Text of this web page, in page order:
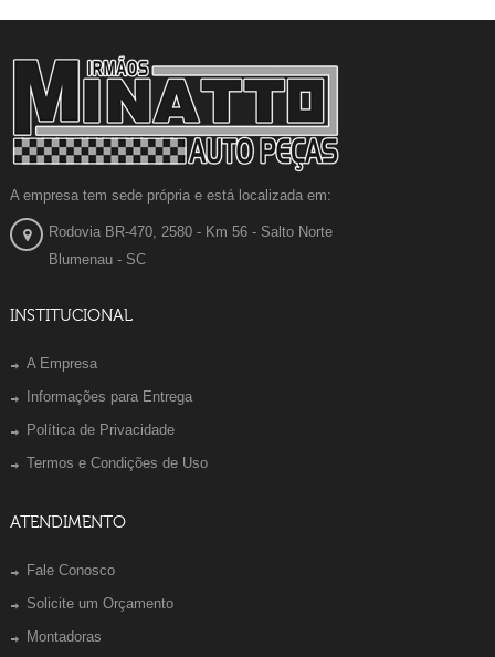
A empresa tem sede própria e está localizada em:
Rodovia BR-470, 2580 - Km 56 - Salto Norte
Blumenau - SC
INSTITUCIONAL
A Empresa
Informações para Entrega
Política de Privacidade
Termos e Condições de Uso
ATENDIMENTO
Fale Conosco
Solicite um Orçamento
Montadoras